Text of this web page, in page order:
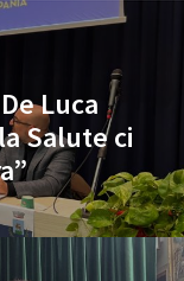
Luca
Salute ci